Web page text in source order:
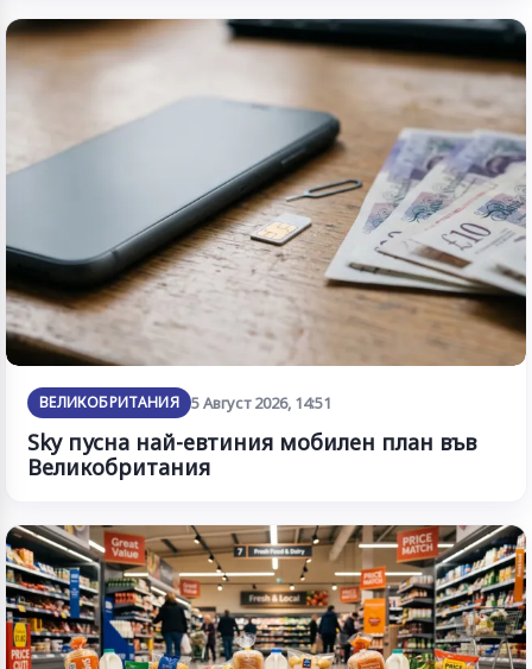
ВЕЛИКОБРИТАНИЯ 5 Август 2026, 14:51
Sky пусна най-евтиния мобилен план във
Великобритания